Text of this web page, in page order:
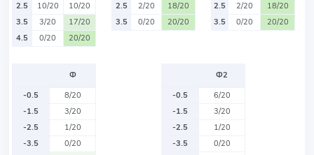
2.5
10/20
10/20
3.5
3/20
17/20
4.5
0/20 20/20
2.5
2/20
18/20
3.5
0/20 20/20
2.5
2/20
18/20
3.5
0/20 20/20
Ф
-0.5
8/20
-1.5
3/20
-2.5
1/20
-3.5
0/20
Ф2
-0.5
6/20
-1.5
3/20
-2.5
1/20
-3.5
0/20